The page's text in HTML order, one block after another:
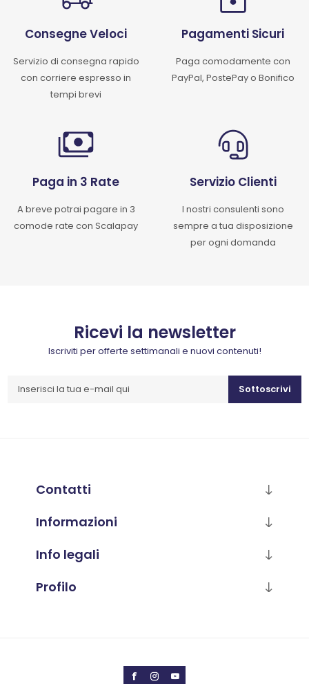
Consegne Veloci
Servizio di consegna rapido
con corriere espresso in
tempi brevi
Pagamenti Sicuri
Paga comodamente con
PayPal, PostePay o Bonifico
Paga in 3 Rate
A breve potrai pagare in 3
comode rate con Scalapay
Servizio Clienti
I nostri consulenti sono
sempre a tua disposizione
per ogni domanda
Ricevi la newsletter
Iscriviti per offerte settimanali e nuovi contenuti!
Sottoscrivi
Contatti
Informazioni
Info legali
Profilo